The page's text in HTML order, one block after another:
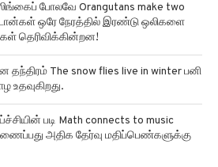
போலவே Orangutans make two
ஒரே நேரத்தில் இரண்டு ஒலிகளை
தெரிவிக்கின்றன!
தந்திரம் The snow flies live in winter பனி
உதவுகிறது.
படி Math connects to music
அதிக தேர்வு மதிப்பெண்களுக்கு